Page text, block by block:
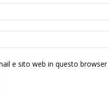
e sito web in questo